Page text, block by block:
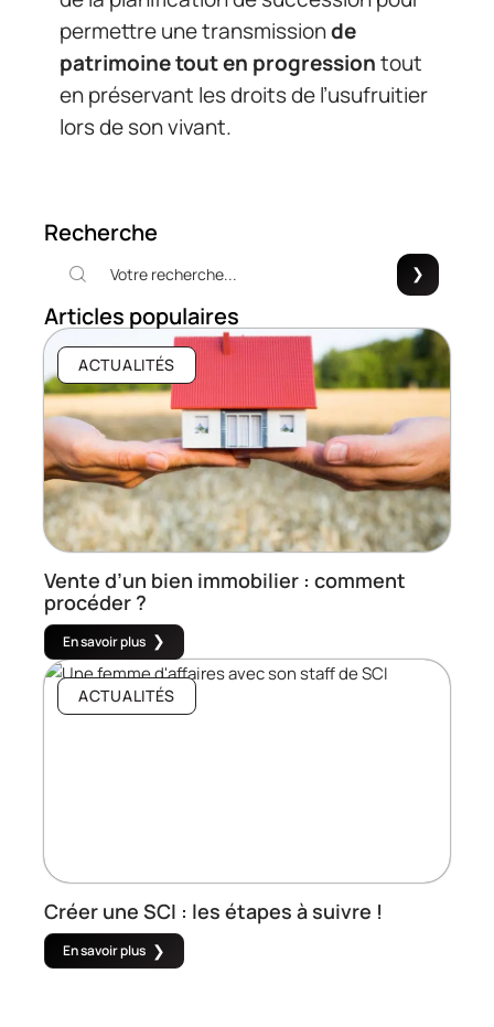
permettre une transmissionde
patrimoine tout en progressiontout
en préservant les droits de l’usufruitier
lors de son vivant.
Recherche
Articles populaires
ACTUALITÉS
Vente d’un bien immobilier : comment
procéder ?
En savoir plus
ACTUALITÉS
Créer une SCI : les étapes à suivre !
En savoir plus